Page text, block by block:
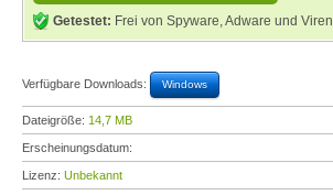
Getestet: Frei von Spyware, Adware und Viren
Verfügbare Downloads: Windows
Dateigröße: 14,7 MB
Erscheinungsdatum:
Lizenz: Unbekannt